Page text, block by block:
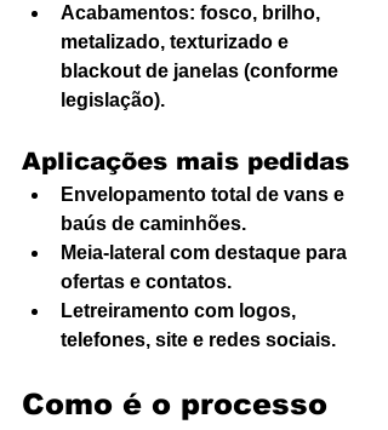
Acabamentos: fosco, brilho,
metalizado, texturizado e
blackout de janelas (conforme
legislação).
Aplicações mais pedidas
Envelopamento total de vans e
baús de caminhões.
Meia-lateral com destaque para
ofertas e contatos.
Letreiramento com logos,
telefones, site e redes sociais.
Como é o processo